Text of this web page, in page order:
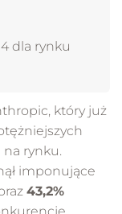
dla rynku
który już
rynku.
imponujące
43,2%